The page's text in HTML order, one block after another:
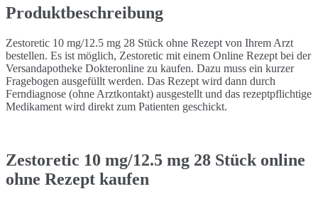
Produktbeschreibung
Zestoretic 10 mg/12.5 mg 28 Stück ohne Rezept von Ihrem Arzt
bestellen. Es ist möglich, Zestoretic mit einem Online Rezept bei der
Versandapotheke Dokteronline zu kaufen. Dazu muss ein kurzer
Fragebogen ausgefüllt werden. Das Rezept wird dann durch
Ferndiagnose (ohne Arztkontakt) ausgestellt und das rezeptpflichtige
Medikament wird direkt zum Patienten geschickt.
Zestoretic 10 mg/12.5 mg 28 Stück online
ohne Rezept kaufen